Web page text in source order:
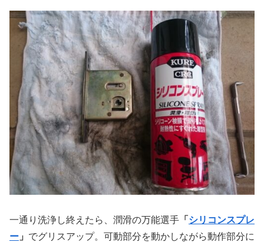
一通り洗浄し終えたら、潤滑の万能選手 「 シリコンスプレ
ー 」 でグリスアップ。可動部分を動かしながら動作部分に